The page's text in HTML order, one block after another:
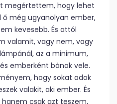
megértettem, hogy lehet
ő még ugyanolyan ember,
kevesebb. És attól
valamit, vagy nem, vagy
az a minimum,
emberként bánok vele.
hogy sokat adok
valakit, aki ember. És
csak azt teszem,